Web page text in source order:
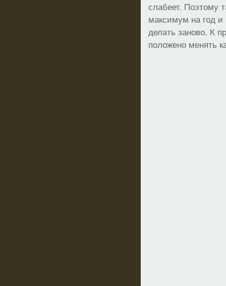
слабеет. Поэтому
максимум на год и
делать заново. К
положено менять